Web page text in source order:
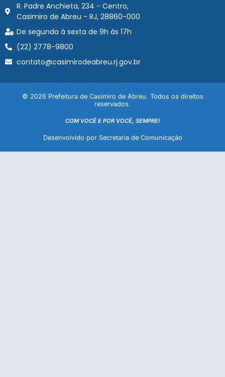
R. Padre Anchieta, 234 - Centro,
Casimiro de Abreu - RJ, 28860-000
De segunda à sexta de 9h às 17h
(22) 2778-9800
contato@casimirodeabreu.rj.gov.br
© 2026 Prefeitura de Casimiro de Abreu. Todos os direitos
reservados.
COM VOCÊ E POR VOCÊ, SEMPRE!
Desenvolvido por Secretaria de Comunicação